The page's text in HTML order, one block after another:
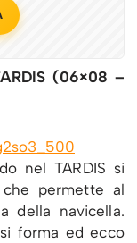
(06×08 –
nel TARDIS si
permette al
della navicella.
forma ed ecco